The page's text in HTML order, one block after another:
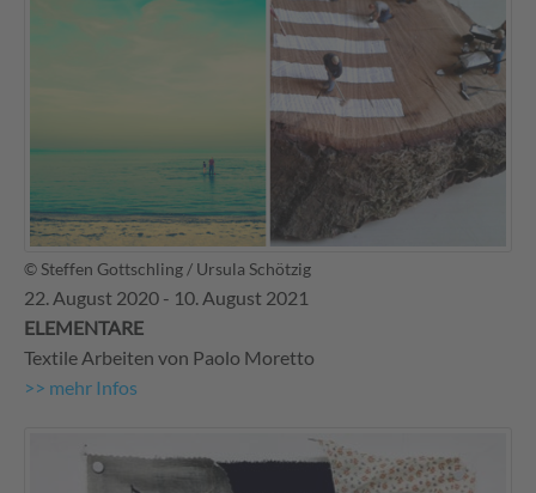
© Steffen Gottschling / Ursula Schötzig
22. August 2020 - 10. August 2021
ELEMENTARE
Textile Arbeiten von Paolo Moretto
>> mehr Infos